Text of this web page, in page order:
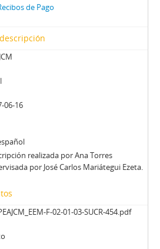
de Pago
06-16
realizada por Ana Torres
por José Carlos Mariátegui Ezeta.
F-02-01-03-SUCR-454.pdf